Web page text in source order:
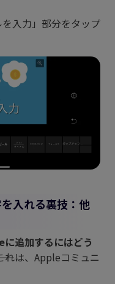
入力」部分をタップ
入れる裏技：他
に追加するにはどう
これは、Appleコミュニ